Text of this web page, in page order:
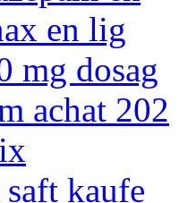
en lig
mg dosag
achat 202
kaufe